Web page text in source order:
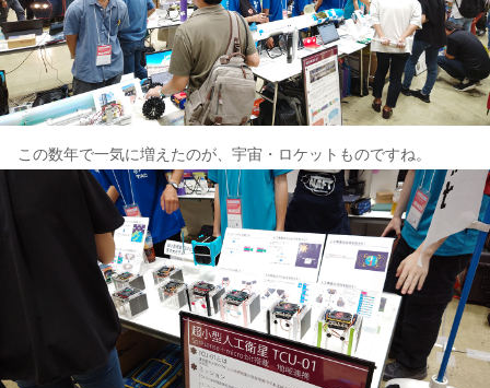
この数年で一気に増えたのが、宇宙・ロケットものですね。